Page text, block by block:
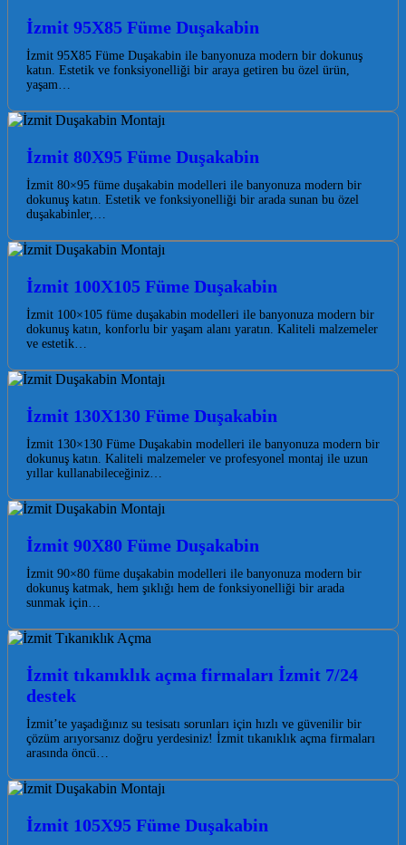
İzmit 95X85 Füme Duşakabin
İzmit 95X85 Füme Duşakabin ile banyonuza modern bir dokunuş
katın. Estetik ve fonksiyonelliği bir araya getiren bu özel ürün,
yaşam…
İzmit 80X95 Füme Duşakabin
İzmit 80×95 füme duşakabin modelleri ile banyonuza modern bir
dokunuş katın. Estetik ve fonksiyonelliği bir arada sunan bu özel
duşakabinler,…
İzmit 100X105 Füme Duşakabin
İzmit 100×105 füme duşakabin modelleri ile banyonuza modern bir
dokunuş katın, konforlu bir yaşam alanı yaratın. Kaliteli malzemeler
ve estetik…
İzmit 130X130 Füme Duşakabin
İzmit 130×130 Füme Duşakabin modelleri ile banyonuza modern bir
dokunuş katın. Kaliteli malzemeler ve profesyonel montaj ile uzun
yıllar kullanabileceğiniz…
İzmit 90X80 Füme Duşakabin
İzmit 90×80 füme duşakabin modelleri ile banyonuza modern bir
dokunuş katmak, hem şıklığı hem de fonksiyonelliği bir arada
sunmak için…
İzmit tıkanıklık açma firmaları İzmit 7/24
destek
İzmit’te yaşadığınız su tesisatı sorunları için hızlı ve güvenilir bir
çözüm arıyorsanız doğru yerdesiniz! İzmit tıkanıklık açma firmaları
arasında öncü…
İzmit 105X95 Füme Duşakabin